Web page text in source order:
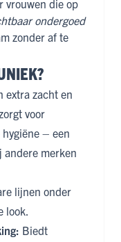
vrouwen die op
ondergoed
zonder af te
extra zacht en
voor
– een
andere merken
lijnen onder
look.
Biedt